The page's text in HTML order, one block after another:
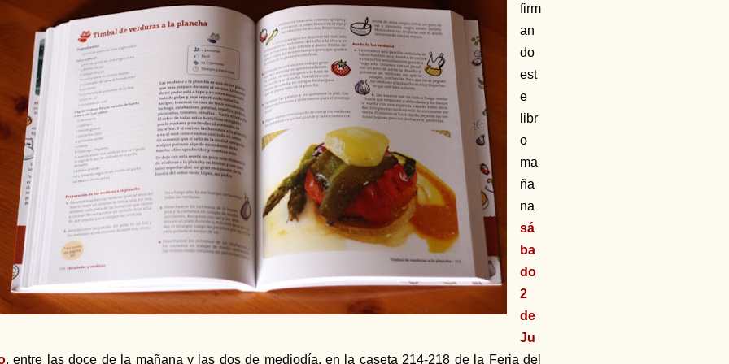
firm
an
do
est
e
libr
o
ma
ña
na
sá
ba
do
2
de
Ju
, entre las doce de la mañana y las dos de mediodía, en la caseta 214-218 de la Feria del